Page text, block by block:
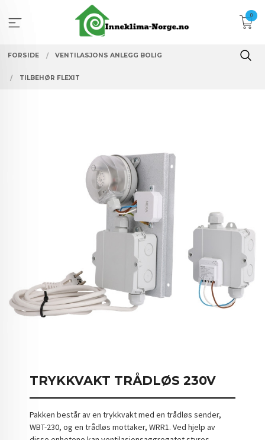
innholdet
0
FORSIDE VENTILASJONS ANLEGG BOLIG
TILBEHØR FLEXIT
TRYKKVAKT TRÅDLØS 230V
Pakken består av en trykkvakt med en trådløs sender,
WBT-230, og en trådløs mottaker, WRR1. Ved hjelp av